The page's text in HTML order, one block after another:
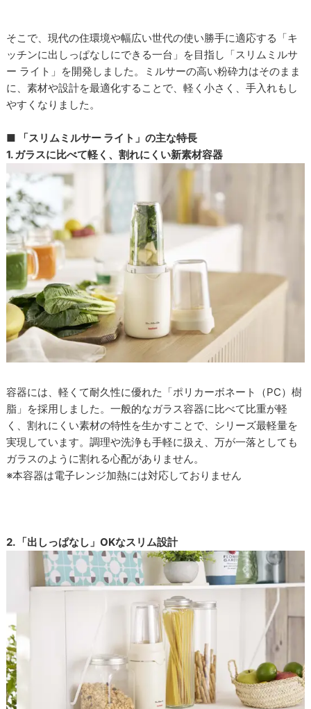
そこで、現代の住環境や幅広い世代の使い勝手に適応する「キ
ッチンに出しっぱなしにできる一台」を目指し「スリムミルサ
ー ライト」を開発しました。ミルサーの高い粉砕力はそのまま
に、素材や設計を最適化することで、軽く小さく、手入れもし
やすくなりました。
■ 「スリムミルサー ライト」の主な特長
1. ガラスに比べて軽く、割れにくい新素材容器
容器には、軽くて耐久性に優れた「ポリカーボネート（PC）樹
脂」を採用しました。一般的なガラス容器に比べて比重が軽
く、割れにくい素材の特性を生かすことで、シリーズ最軽量を
実現しています。調理や洗浄も手軽に扱え、万が一落としても
ガラスのように割れる心配がありません。
※本容器は電子レンジ加熱には対応しておりません
2. 「出しっぱなし」OKなスリム設計